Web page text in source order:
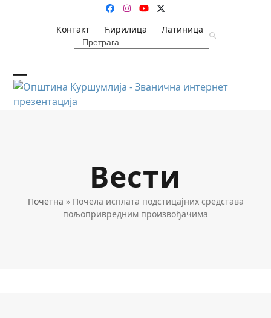
Facebook
Instagram
YouTubeTwitter
Контакт
Ћирилица
Латиница
Search
Open
mobile
Close
mobile
Вести
Почетна » Почела исплата подстицајних средстава
пољопривредним произвођачима